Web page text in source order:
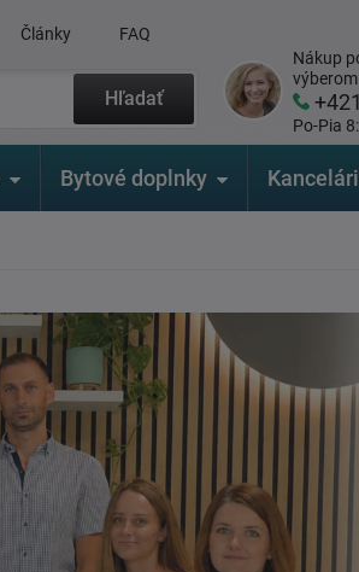
Články FAQ
Hľadať
Nákup
výberom
Po-Pia
Bytové doplnky